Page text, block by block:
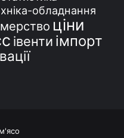
обладнання
ціни
івенти імпорт